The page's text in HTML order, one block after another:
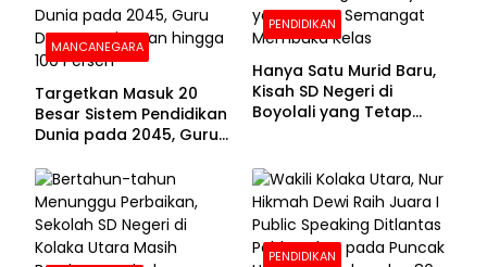
MANCANEGARA
Targetkan Masuk 20
Besar Sistem Pendidikan
Dunia pada 2045, Guru
100 Persen
PENDIDIKAN
Hanya Satu Murid Baru,
Kisah SD Negeri di
Boyolali yang Tetap
PENDIDIKAN